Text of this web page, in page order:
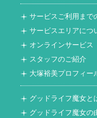
サービスご利用まで
サービスエリアにつ
オンラインサービス
スタッフのご紹介
大塚裕美プロフィー
グッドライフ魔女と
グッドライフ魔女の